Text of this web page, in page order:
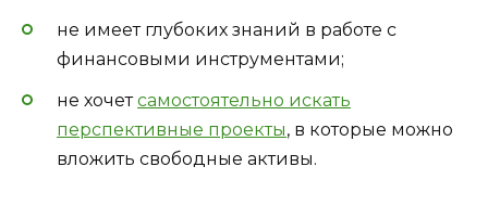
не имеет глубоких знаний в работе с
финансовыми инструментами;
не хочетсамостоятельно искать
перспективные проекты, в которые можно
вложить свободные активы.